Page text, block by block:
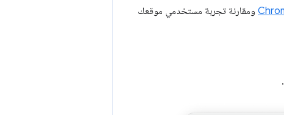
ومقارنة تجربة مستخدمي موقعك
.